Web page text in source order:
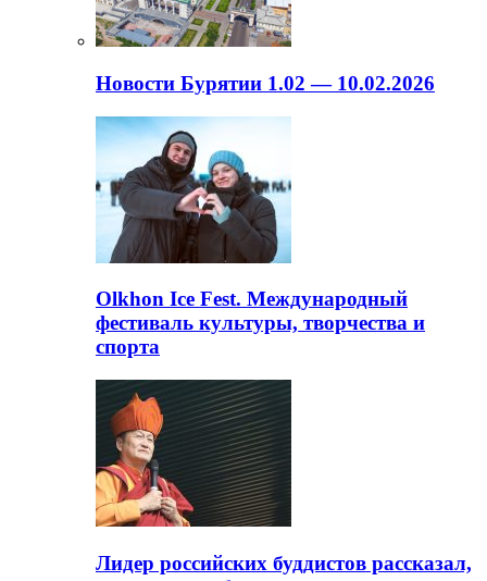
Новости Бурятии 1.02 — 10.02.2026
Olkhon Ice Fest. Международный
фестиваль культуры, творчества и
спорта
Лидер российских буддистов рассказал,